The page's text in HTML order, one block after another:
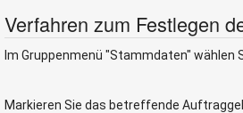
Verfahren zum Festlegen
Im Gruppenmenü "Stammdaten" wählen
Markieren Sie das betreffende